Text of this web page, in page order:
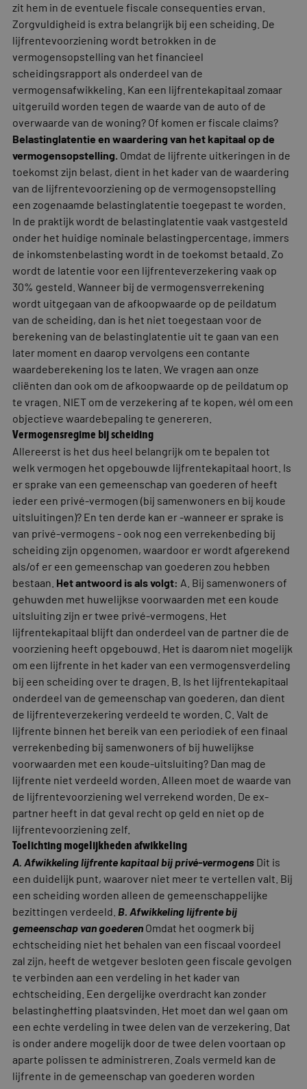
zit hem in de eventuele fiscale consequenties ervan.
Zorgvuldigheid is extra belangrijk bij een scheiding. De
lijfrentevoorziening wordt betrokken in de
vermogensopstelling van het financieel
scheidingsrapport als onderdeel van de
vermogensafwikkeling. Kan een lijfrentekapitaal zomaar
uitgeruild worden tegen de waarde van de auto of de
overwaarde van de woning? Of komen er fiscale claims?
Belastinglatentie en waardering van het kapitaal op de
vermogensopstelling. Omdat de lijfrente uitkeringen in de
toekomst zijn belast, dient in het kader van de waardering
van de lijfrentevoorziening op de vermogensopstelling
een zogenaamde belastinglatentie toegepast te worden.
In de praktijk wordt de belastinglatentie vaak vastgesteld
onder het huidige nominale belastingpercentage, immers
de inkomstenbelasting wordt in de toekomst betaald. Zo
wordt de latentie voor een lijfrenteverzekering vaak op
30% gesteld. Wanneer bij de vermogensverrekening
wordt uitgegaan van de afkoopwaarde op de peildatum
van de scheiding, dan is het niet toegestaan voor de
berekening van de belastinglatentie uit te gaan van een
later moment en daarop vervolgens een contante
waardeberekening los te laten. We vragen aan onze
cliënten dan ook om de afkoopwaarde op de peildatum op
te vragen. NIET om de verzekering af te kopen, wél om een
objectieve waardebepaling te genereren.
Vermogensregime bij scheiding
Allereerst is het dus heel belangrijk om te bepalen tot
welk vermogen het opgebouwde lijfrentekapitaal hoort. Is
er sprake van een gemeenschap van goederen of heeft
ieder een privé-vermogen (bij samenwoners en bij koude
uitsluitingen)? En ten derde kan er -wanneer er sprake is
van privé-vermogens - ook nog een verrekenbeding bij
scheiding zijn opgenomen, waardoor er wordt afgerekend
als/of er een gemeenschap van goederen zou hebben
bestaan. Het antwoord is als volgt: A. Bij samenwoners of
gehuwden met huwelijkse voorwaarden met een koude
uitsluiting zijn er twee privé-vermogens. Het
lijfrentekapitaal blijft dan onderdeel van de partner die de
voorziening heeft opgebouwd. Het is daarom niet mogelijk
om een lijfrente in het kader van een vermogensverdeling
bij een scheiding over te dragen. B. Is het lijfrentekapitaal
onderdeel van de gemeenschap van goederen, dan dient
de lijfrenteverzekering verdeeld te worden. C. Valt de
lijfrente binnen het bereik van een periodiek of een finaal
verrekenbeding bij samenwoners of bij huwelijkse
voorwaarden met een koude-uitsluiting? Dan mag de
lijfrente niet verdeeld worden. Alleen moet de waarde van
de lijfrentevoorziening wel verrekend worden. De ex-
partner heeft in dat geval recht op geld en niet op de
lijfrentevoorziening zelf.
Toelichting mogelijkheden afwikkeling
A. Afwikkeling lijfrente kapitaal bij privé-vermogens Dit is
een duidelijk punt, waarover niet meer te vertellen valt. Bij
een scheiding worden alleen de gemeenschappelijke
bezittingen verdeeld. B. Afwikkeling lijfrente bij
gemeenschap van goederen Omdat het oogmerk bij
echtscheiding niet het behalen van een fiscaal voordeel
zal zijn, heeft de wetgever besloten geen fiscale gevolgen
te verbinden aan een verdeling in het kader van
echtscheiding. Een dergelijke overdracht kan zonder
belastingheffing plaatsvinden. Het moet dan wel gaan om
een echte verdeling in twee delen van de verzekering. Dat
is onder andere mogelijk door de twee delen voortaan op
aparte polissen te administreren. Zoals vermeld kan de
lijfrente in de gemeenschap van goederen worden